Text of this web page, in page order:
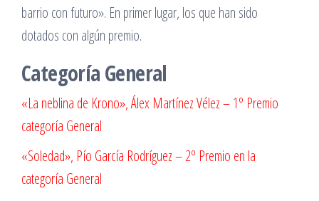
barrio con futuro». En primer lugar, los que han sido
dotados con algún premio.
Categoría General
«La neblina de Krono», Álex Martínez Vélez – 1º Premio
categoría General
«Soledad», Pío García Rodríguez – 2º Premio en la
categoría General